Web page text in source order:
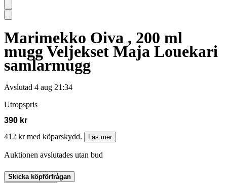
Marimekko Oiva , 200 ml
mugg Veljekset Maja Louekari
samlarmugg
Avslutad 4 aug 21:34
Utropspris
390 kr
412 kr med köparskydd.
Läs mer
Auktionen avslutades utan bud
Skicka köpförfrågan